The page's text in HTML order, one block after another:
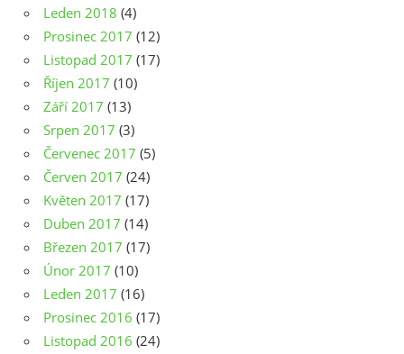
Leden 2018 (4)
Prosinec 2017 (12)
Listopad 2017 (17)
Říjen 2017 (10)
Září 2017 (13)
Srpen 2017 (3)
Červenec 2017 (5)
Červen 2017 (24)
Květen 2017 (17)
Duben 2017 (14)
Březen 2017 (17)
Únor 2017 (10)
Leden 2017 (16)
Prosinec 2016 (17)
Listopad 2016 (24)